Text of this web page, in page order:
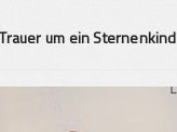
um ein Sternenkind